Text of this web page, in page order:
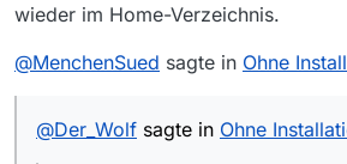
wieder im Home-Verzeichnis.
@MenchenSued sagte in Ohne
@Der_Wolf sagte in Ohne